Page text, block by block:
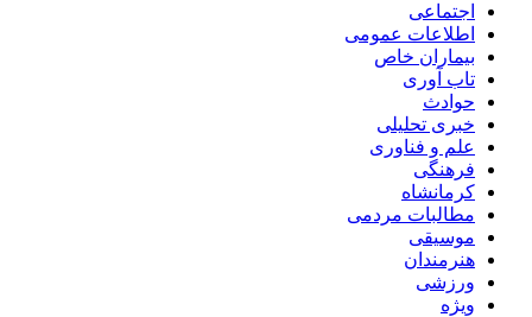
اجتماعی
اطلاعات عمومی
بیماران خاص
تاب آوری
حوادث
خبری تحلیلی
علم و فناوری
فرهنگی
کرمانشاه
مطالبات مردمی
موسیقی
هنرمندان
ورزشی
ویژه